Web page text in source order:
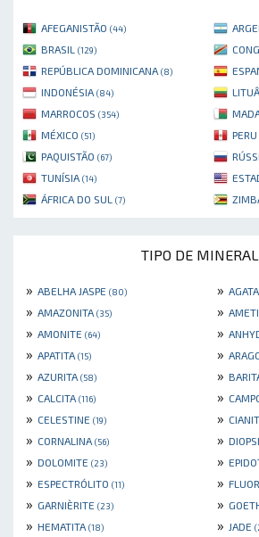
AFEGANISTÃO (44)
BRASIL (129)
REPÚBLICA DOMINICANA (8)
INDONÉSIA (84)
MARROCOS (354)
MÉXICO (51) PERU
PAQUISTÃO (67)
TUNÍSIA (14)
ÁFRICA DO SUL (7)
TIPO DE MINERAL
» ABELHA JASPE (80) » AGATA
» AMAZONITA (35) »
» AMONITE (64) »
» APATITA (15) »
» AZURITA (58) »
» CALCITA (116) »
» CELESTINE (19) »
» CORNALINA (56) »
» DOLOMITE (23) »
» ESPECTRÓLITO (11) »
» GARNIÈRITE (23) »
» HEMATITA (18) » JADE